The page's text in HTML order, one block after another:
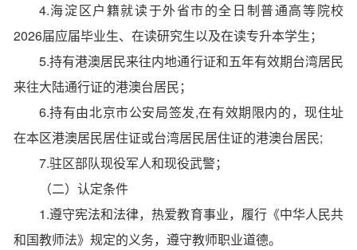
4.海淀区户籍就读于外省市的全日制普通高等院校
2026届应届毕业生、在读研究生以及在读专升本学生；
5.持有港澳居民来往内地通行证和五年有效期台湾居民
来往大陆通行证的港澳台居民；
6.持有由北京市公安局签发,在有效期限内的，现住址
在本区港澳居民居住证或台湾居民居住证的港澳台居民;
7.驻区部队现役军人和现役武警；
（二）认定条件
1.遵守宪法和法律，热爱教育事业，履行《中华人民共
和国教师法》规定的义务，遵守教师职业道德。